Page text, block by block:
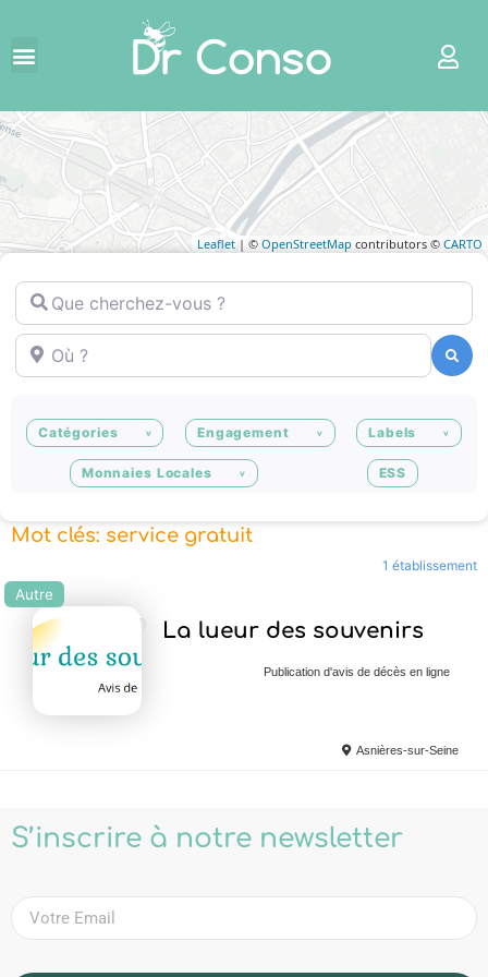
Leaflet | © OpenStreetMap contributors © CARTO
Que cherchez-vous ?
Où ?
Catégories Engagement Labels
Monnaies Locales ESS
Mot clés: service gratuit
1 établissement
Autre
La lueur des souvenirs
Publication d'avis de décès en ligne
Asnières-sur-Seine
S’inscrire à notre newsletter